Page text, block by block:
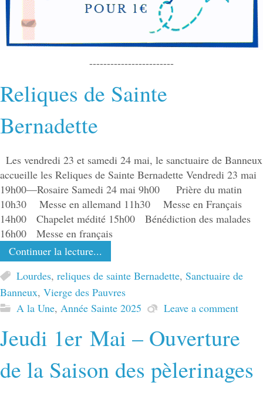
------------------------
Reliques de Sainte
Bernadette
Les vendredi 23 et samedi 24 mai, le sanctuaire de Banneux
accueille les Reliques de Sainte Bernadette Vendredi 23 mai
19h00—Rosaire Samedi 24 mai 9h00 Prière du matin
10h30 Messe en allemand 11h30 Messe en Français
14h00 Chapelet médité 15h00 Bénédiction des malades
16h00 Messe en français
Continuer la lecture...
Lourdes, reliques de sainte Bernadette, Sanctuaire de
Banneux, Vierge des Pauvres
A la Une, Année Sainte 2025 Leave a comment
Jeudi 1er Mai – Ouverture
de la Saison des pèlerinages